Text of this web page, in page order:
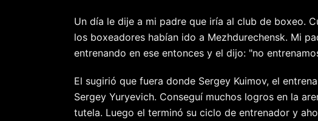
Un día le dije a mi padre que iría al club de boxeo.
los boxeadores habían ido a Mezhdurechensk. Mi
entrenando en ese entonces y el dijo: "no
El sugirió que fuera donde Sergey Kuimov, el
Sergey Yuryevich. Conseguí muchos logros en la
tutela. Luego el terminó su ciclo de entrenador y